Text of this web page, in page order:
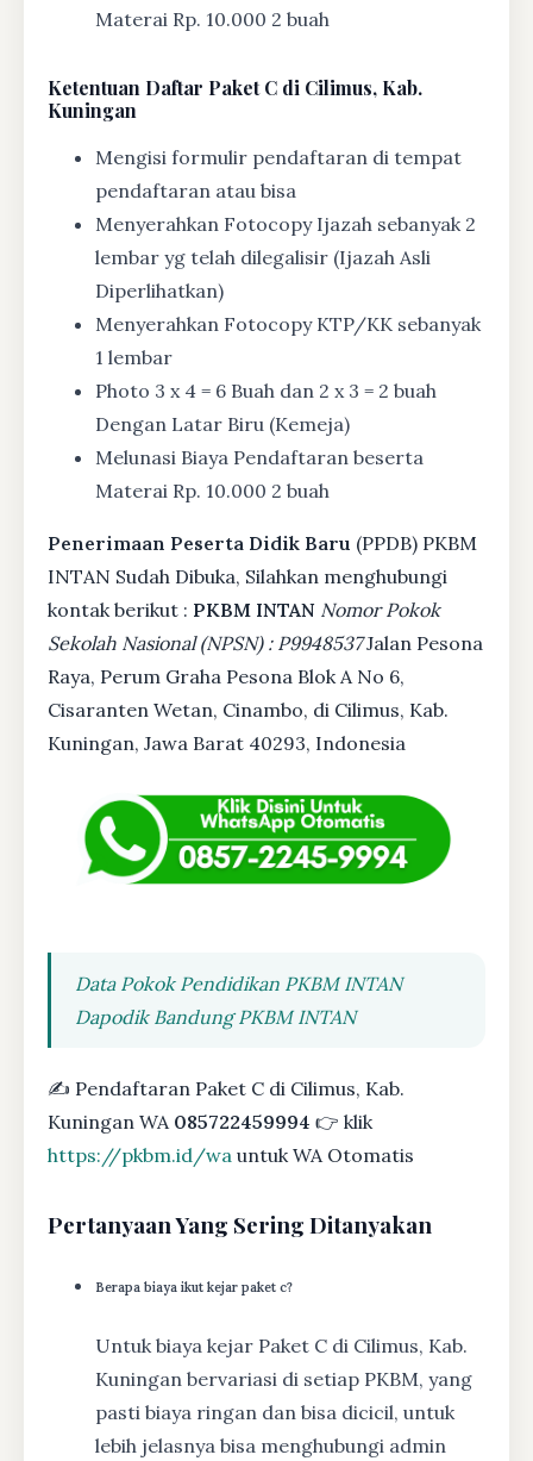
Materai Rp. 10.000 2 buah
Ketentuan Daftar Paket C di Cilimus, Kab.
Kuningan
Mengisi formulir pendaftaran di tempat
pendaftaran atau bisa
Menyerahkan Fotocopy Ijazah sebanyak 2
lembar yg telah dilegalisir (Ijazah Asli
Diperlihatkan)
Menyerahkan Fotocopy KTP/KK sebanyak
1 lembar
Photo 3 x 4 = 6 Buah dan 2 x 3 = 2 buah
Dengan Latar Biru (Kemeja)
Melunasi Biaya Pendaftaran beserta
Materai Rp. 10.000 2 buah
Penerimaan Peserta Didik Baru (PPDB) PKBM
INTAN Sudah Dibuka, Silahkan menghubungi
kontak berikut : PKBM INTAN Nomor Pokok
Sekolah Nasional (NPSN) : P9948537Jalan Pesona
Raya, Perum Graha Pesona Blok A No 6,
Cisaranten Wetan, Cinambo, di Cilimus, Kab.
Kuningan, Jawa Barat 40293, Indonesia
Data Pokok Pendidikan PKBM INTAN
Dapodik Bandung PKBM INTAN
✍ Pendaftaran Paket C di Cilimus, Kab.
Kuningan WA 085722459994 👉 klik
https://pkbm.id/wa untuk WA Otomatis
Pertanyaan Yang Sering Ditanyakan
Berapa biaya ikut kejar paket c?
Untuk biaya kejar Paket C di Cilimus, Kab.
Kuningan bervariasi di setiap PKBM, yang
pasti biaya ringan dan bisa dicicil, untuk
lebih jelasnya bisa menghubungi admin